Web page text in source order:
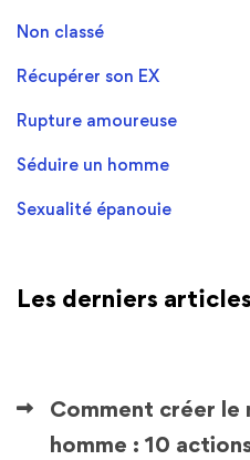
Non classé
Récupérer son EX
Rupture amoureuse
Séduire un homme
Sexualité épanouie
Les derniers articles
Comment créer le
homme : 10